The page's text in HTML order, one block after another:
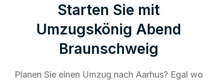
Starten Sie mit
Umzugskönig Abend
Braunschweig
Planen Sie einen Umzug nach Aarhus? Egal wo